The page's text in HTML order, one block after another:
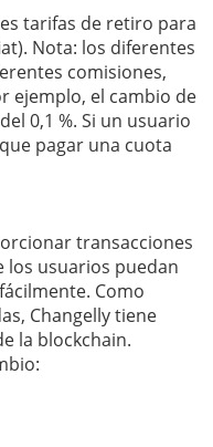
tarifas de retiro para
Nota: los diferentes
comisiones,
ejemplo, el cambio de
0,1 %. Si un usuario
pagar una cuota
transacciones
los usuarios puedan
Como
Changelly tiene
la blockchain.